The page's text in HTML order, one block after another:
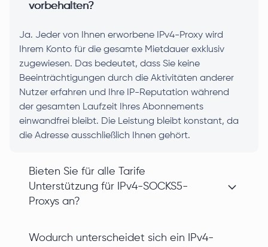
vorbehalten?
Ja. Jeder von Ihnen erworbene IPv4-Proxy wird
Ihrem Konto für die gesamte Mietdauer exklusiv
zugewiesen. Das bedeutet, dass Sie keine
Beeinträchtigungen durch die Aktivitäten anderer
Nutzer erfahren und Ihre IP-Reputation während
der gesamten Laufzeit Ihres Abonnements
einwandfrei bleibt. Die Leistung bleibt konstant, da
die Adresse ausschließlich Ihnen gehört.
Bieten Sie für alle Tarife
Unterstützung für IPv4-SOCKS5-
Proxys an?
Wodurch unterscheidet sich ein IPv4-